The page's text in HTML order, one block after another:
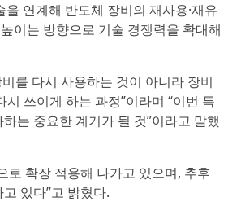
연계해 반도체 장비의 재사용·재유
이는 방향으로 기술 경쟁력을 확대해
를 다시 사용하는 것이 아니라 장비
쓰이게 하는 과정”이라며 “이번 특
는 중요한 계기가 될 것”이라고 말했
로 확장 적용해 나가고 있으며, 추후
있다”고 밝혔다.